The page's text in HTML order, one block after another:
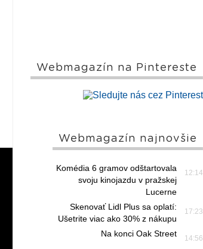
Webmagazín na Pintereste
Webmagazín najnovšie
12:14
Komédia 6 gramov odštartovala
svoju kinojazdu v pražskej
Lucerne
17:23
Skenovať Lidl Plus sa oplatí:
Ušetrite viac ako 30% z nákupu
14:56
Na konci Oak Street